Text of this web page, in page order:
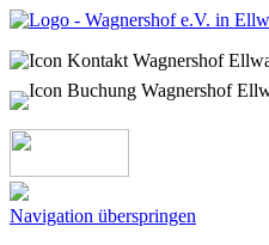
Navigation überspringen